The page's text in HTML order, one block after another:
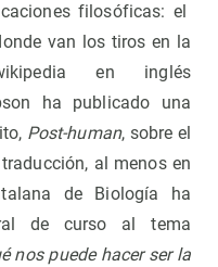
filosóficas: el
van los tiros en la
en inglés
ha publicado una
Post-human, sobre el
al menos en
de Biología ha
de curso al tema
nos puede hacer ser la